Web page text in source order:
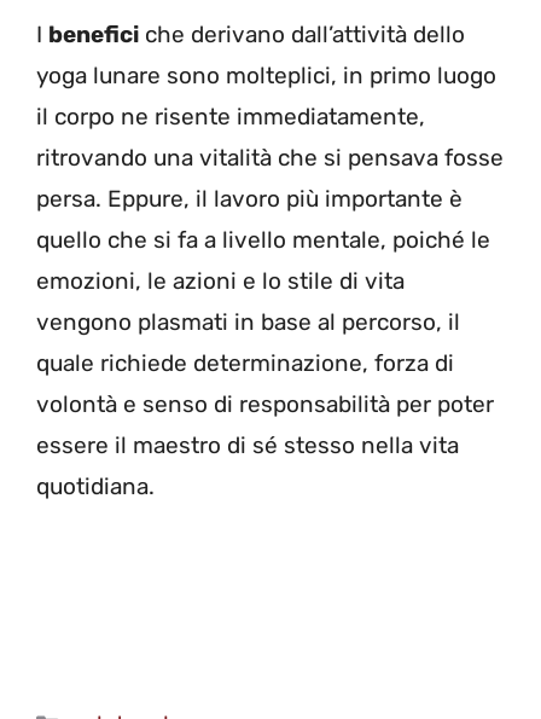
I benefici che derivano dall’attività dello
yoga lunare sono molteplici, in primo luogo
il corpo ne risente immediatamente,
ritrovando una vitalità che si pensava fosse
persa. Eppure, il lavoro più importante è
quello che si fa a livello mentale, poiché le
emozioni, le azioni e lo stile di vita
vengono plasmati in base al percorso, il
quale richiede determinazione, forza di
volontà e senso di responsabilità per poter
essere il maestro di sé stesso nella vita
quotidiana.